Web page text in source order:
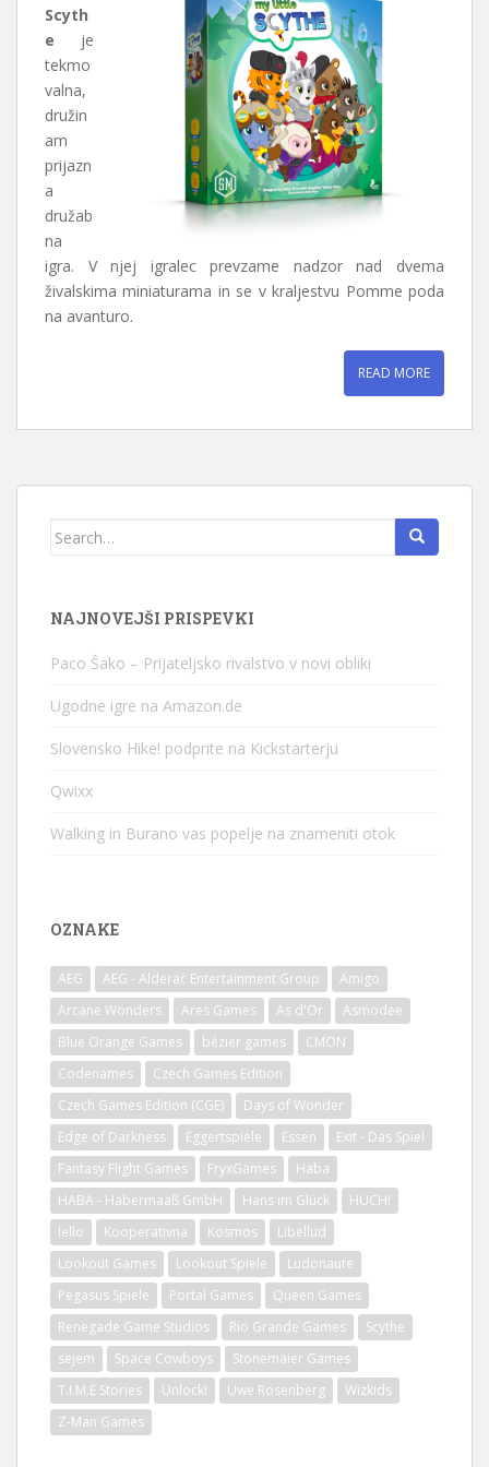
Scyth
e je
tekmo
valna,
družin
am
prijazn
a
družab
na
igra. V njej igralec prevzame nadzor nad dvema
živalskima miniaturama in se v kraljestvu Pomme poda
na avanturo.
READ MORE
Search for:
NAJNOVEJŠI PRISPEVKI
Paco Ŝako – Prijateljsko rivalstvo v novi obliki
Ugodne igre na Amazon.de
Slovensko Hike! podprite na Kickstarterju
Qwixx
Walking in Burano vas popelje na znameniti otok
OZNAKE
AEG AEG - Alderac Entertainment Group
Amigo
Arcane Wonders
Ares Games As d'Or
Asmodee
Blue Orange Games
bézier games
CMON
Codenames
Czech Games Edition
Czech Games Edition (CGE)
Days of Wonder
Edge of Darkness
Eggertspiele Essen
Exit - Das Spiel
Fantasy Flight Games
FryxGames
Haba
HABA - Habermaaß GmbH
Hans im Glück
HUCH!
Iello
Kooperativna Kosmos
Libellud
Lookout Games
Lookout Spiele
Ludonaute
Pegasus Spiele
Portal Games
Queen Games
Renegade Game Studios
Rio Grande Games
Scythe
sejem
Space Cowboys
Stonemaier Games
T.I.M.E Stories
Unlock! Uwe Rosenberg
Wizkids
Z-Man Games